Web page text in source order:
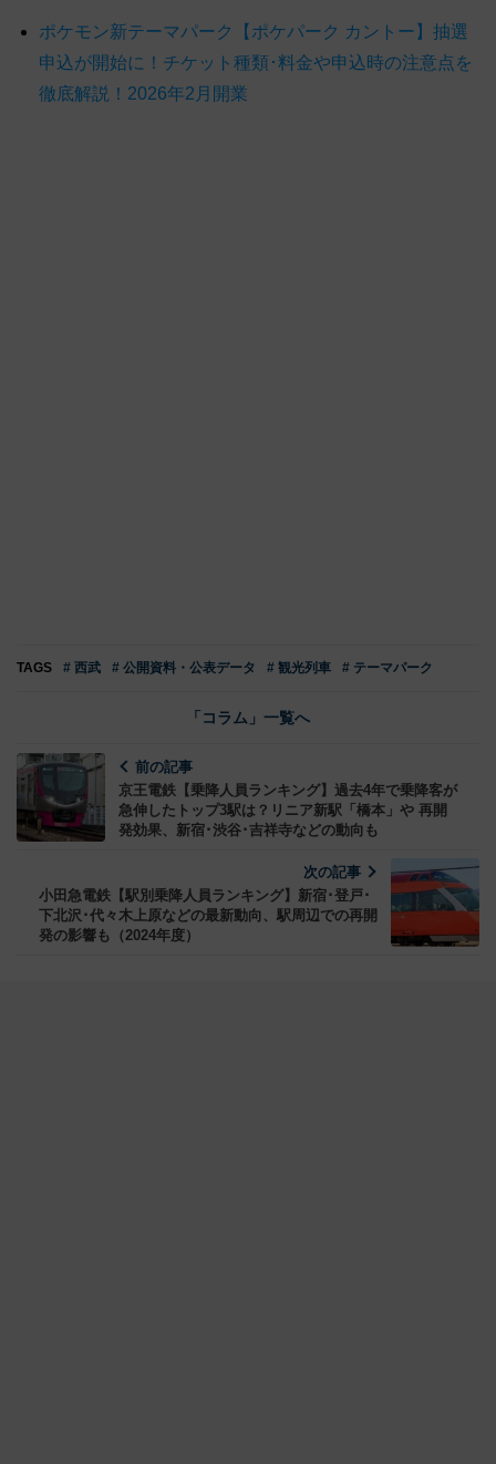
ポケモン新テーマパーク【ポケパーク カントー】抽選
申込が開始に！チケット種類･料金や申込時の注意点を
徹底解説！2026年2月開業
TAGS # 西武 # 公開資料・公表データ # 観光列車 # テーマパーク
「コラム」一覧へ
前の記事
京王電鉄【乗降人員ランキング】過去4年で乗降客が
急伸したトップ3駅は？リニア新駅「橋本」や 再開
発効果、新宿･渋谷･吉祥寺などの動向も
次の記事
小田急電鉄【駅別乗降人員ランキング】新宿･登戸･
下北沢･代々木上原などの最新動向、駅周辺での再開
発の影響も（2024年度）